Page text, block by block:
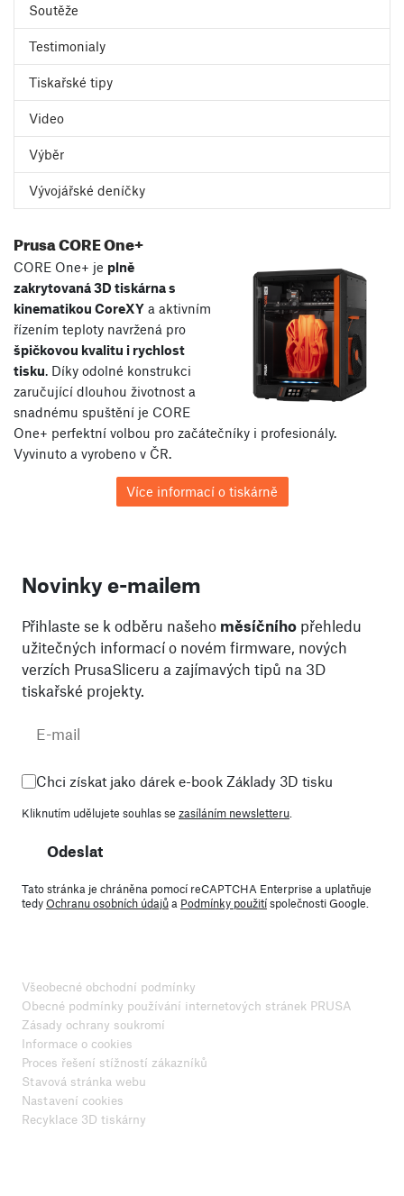
Soutěže
Testimonialy
Tiskařské tipy
Video
Výběr
Vývojářské deníčky
Prusa CORE One+
CORE One+ je plně
zakrytovaná 3D tiskárna s
kinematikou CoreXY a aktivním
řízením teploty navržená pro
špičkovou kvalitu i rychlost
tisku. Díky odolné konstrukci
zaručující dlouhou životnost a
snadnému spuštění je CORE
One+ perfektní volbou pro začátečníky i profesionály.
Vyvinuto a vyrobeno v ČR.
Více informací o tiskárně
Novinky e-mailem
Přihlaste se k odběru našeho měsíčního přehledu
užitečných informací o novém firmware, nových
verzích PrusaSliceru a zajímavých tipů na 3D
tiskařské projekty.
Chci získat jako dárek e-book Základy 3D tisku
Kliknutím udělujete souhlas se zasíláním newsletteru
Odeslat
Tato stránka je chráněna pomocí reCAPTCHA Enterprise a uplatňuje
tedyOchranu osobních údajůa Podmínky použitíspolečnosti Google.
Všeobecné obchodní podmínky
Obecné podmínky používání internetových stránek PRUSA
Zásady ochrany soukromí
Informace o cookies
Proces řešení stížností zákazníků
Stavová stránka webu
Nastavení cookies
Recyklace 3D tiskárny